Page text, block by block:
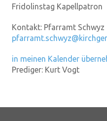
Fridolinstag Kapellpatron
Kontakt: Pfarramt Schwyz
in meinen Kalender
Prediger: Kurt Vogt